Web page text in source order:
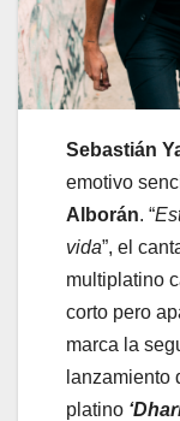
Sebastián
emotivo
Alborán. “
vida”, el
multiplatino
corto pero
marca la
lanzamiento
platino